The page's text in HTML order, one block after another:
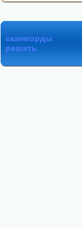
сканворды
решать